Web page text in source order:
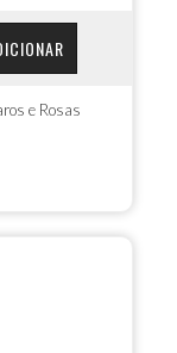
e Rosas